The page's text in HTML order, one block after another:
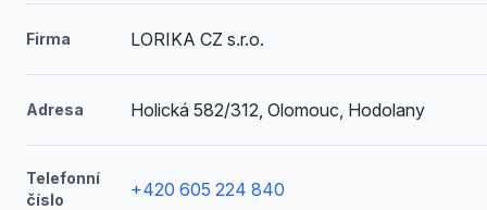
Firma LORIKA CZ s.r.o.
Adresa Holická 582/312, Olomouc, Hodolany
Telefonní
číslo
+420 605 224 840